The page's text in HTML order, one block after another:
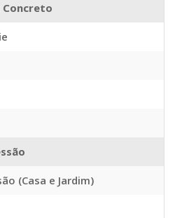
Concreto
(Casa e Jardim)